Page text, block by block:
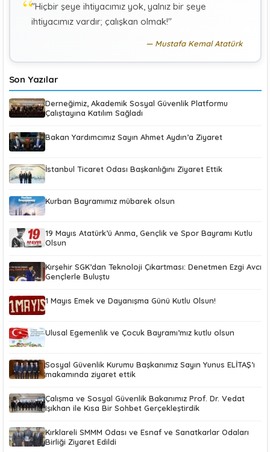
K KÜBRA KOÇ
Uluslararası Sosyal Politika Bağlamında İkili Sosyal
"Hiçbir şeye ihtiyacımız yok, yalnız bir şeye
ihtiyacımız vardır; çalışkan olmak!"
Mustafa Kemal Atatürk
Son Yazılar
Derneğimiz, Akademik Sosyal Güvenlik Platformu
Çalıştayına Katılım Sağladı
Bakan Yardımcımız Sayın Ahmet Aydın’a Ziyaret
İstanbul Ticaret Odası Başkanlığını Ziyaret Ettik
Kurban Bayramımız mübarek olsun
19 Mayıs Atatürk’ü Anma, Gençlik ve Spor Bayramı Kutlu
Olsun
Kırşehir SGK’dan Teknoloji Çıkartması: Denetmen Ezgi Avcı
Gençlerle Buluştu
1 Mayıs Emek ve Dayanışma Günü Kutlu Olsun!
Ulusal Egemenlik ve Çocuk Bayramı’mız kutlu olsun
Sosyal Güvenlik Kurumu Başkanımız Sayın Yunus ELİTAŞ’ı
makamında ziyaret ettik
Çalışma ve Sosyal Güvenlik Bakanımız Prof. Dr. Vedat
Işıkhan ile Kısa Bir Sohbet Gerçekleştirdik
Kırklareli SMMM Odası ve Esnaf ve Sanatkarlar Odaları
Birliği Ziyaret Edildi